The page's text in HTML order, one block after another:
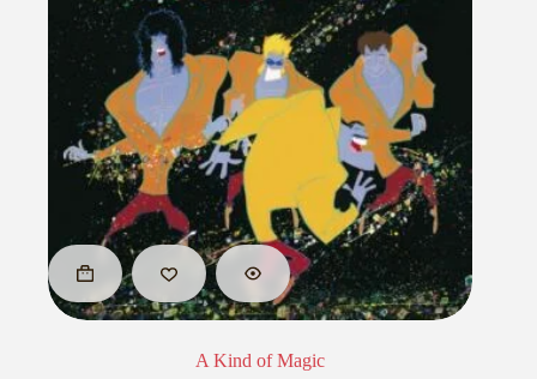
A Kind of Magic